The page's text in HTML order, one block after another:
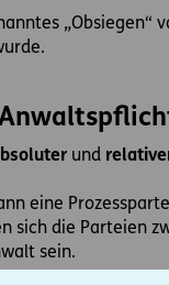
„Obsiegen“
und
eine
sich die Parteien
sein.